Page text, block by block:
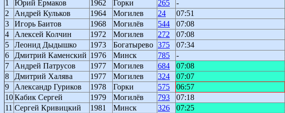
1
Юрий Ермаков 1962 Горки 265 -
2
Андрей Кульков 1964 Могилев 24 07:51
3
Игорь Баитов 1968 Могилёв 544 07:08
4
Алексей Колчин 1972 Могилев 272 07:08
5
Леонид Дыдышко 1973 Богатырево 375 07:34
6
Дмитрий Каменский 1976 Минск 785 -
7
Андрей Патрусов 1977 Могилев 684 07:08
8
Дмитрий Халява 1977 Могилев 324 07:07
9
Александр Гуриков 1978 Горки 575 06:57
10Кабик Сергей 1979 Могилёв 793 07:18
11 Сергей Кривицкий 1981 Минск 326 07:25